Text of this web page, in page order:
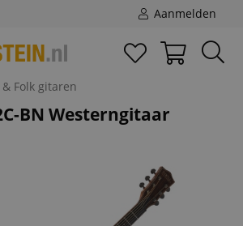
Aanmelden
Folk gitaren
BN Westerngitaar